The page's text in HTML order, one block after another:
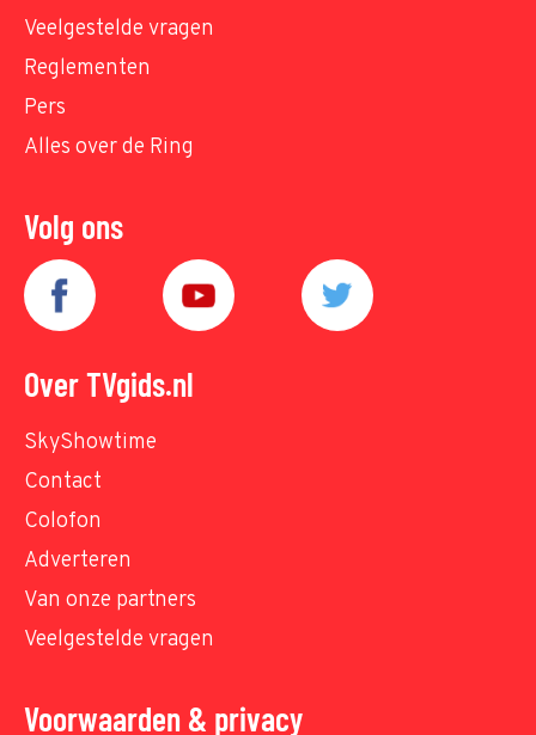
Veelgestelde vragen
Reglementen
Pers
Alles over de Ring
Volg ons
Over TVgids.nl
SkyShowtime
Contact
Colofon
Adverteren
Van onze partners
Veelgestelde vragen
Voorwaarden & privacy